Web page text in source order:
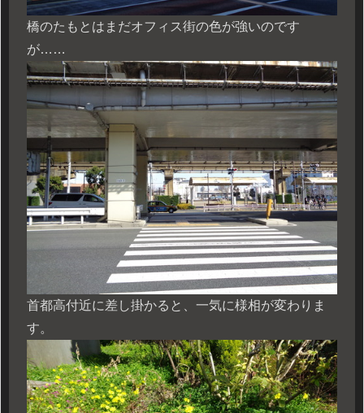
橋のたもとはまだオフィス街の色が強いのです
が……
首都高付近に差し掛かると、一気に様相が変わりま
す。